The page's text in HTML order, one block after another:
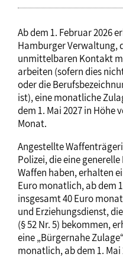
Ab dem 1. Februar 2026
Hamburger Verwaltung,
unmittelbaren Kontakt
arbeiten (sofern dies
oder die
ist), eine monatliche
dem 1. Mai 2027 in Höhe
Monat.
Angestellte
Polizei, die eine
Waffen haben, erhalten
Euro monatlich, ab dem
insgesamt 40 Euro
und Erziehungsdienst,
(§ 52 Nr. 5) bekommen,
eine „Bürgernahe
monatlich, ab dem 1.